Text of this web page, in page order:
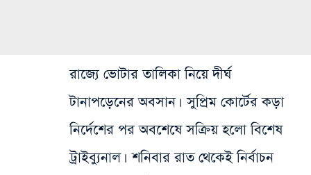
রাজ্যে ভোটার তালিকা নিয়ে দীর্ঘ
টানাপড়েনের অবসান। সুপ্রিম কোর্টের কড়া
নির্দেশের পর অবশেষে সক্রিয় হলো বিশেষ
ট্রাইব্যুনাল। শনিবার রাত থেকেই নির্বাচন